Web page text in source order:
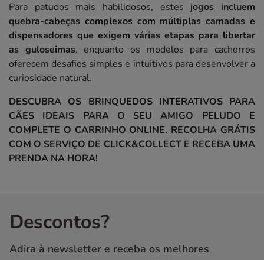
Para patudos mais habilidosos, estes jogos incluem
quebra-cabeças complexos com múltiplas camadas e
dispensadores que exigem várias etapas para libertar
as guloseimas, enquanto os modelos para cachorros
oferecem desafios simples e intuitivos para desenvolver a
curiosidade natural.
DESCUBRA OS BRINQUEDOS INTERATIVOS PARA
CÃES IDEAIS PARA O SEU AMIGO PELUDO E
COMPLETE O CARRINHO ONLINE. RECOLHA GRÁTIS
COM O SERVIÇO DE CLICK&COLLECT E RECEBA UMA
PRENDA NA HORA!
Descontos?
Adira à newsletter e receba os melhores